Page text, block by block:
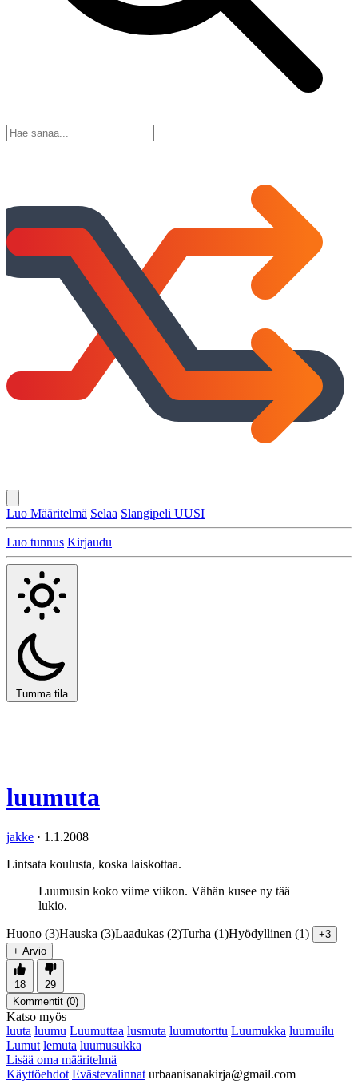
Luo Määritelmä Selaa Slangipeli UUSI
Luo tunnus Kirjaudu
Tumma tila
luumuta
jakke · 1.1.2008
Lintsata koulusta, koska laiskottaa.
Luumusin koko viime viikon. Vähän kusee ny tää
lukio.
Huono (3)Hauska (3)Laadukas (2)Turha (1)Hyödyllinen (1)
+3
+ Arvio
18
29
Kommentit (0)
Katso myös
luuta luumu Luumuttaa lusmuta luumutorttu Luumukka luumuilu
Lumut lemuta luumusukka
Lisää oma määritelmä
Käyttöehdot Evästevalinnat urbaanisanakirja@gmail.com